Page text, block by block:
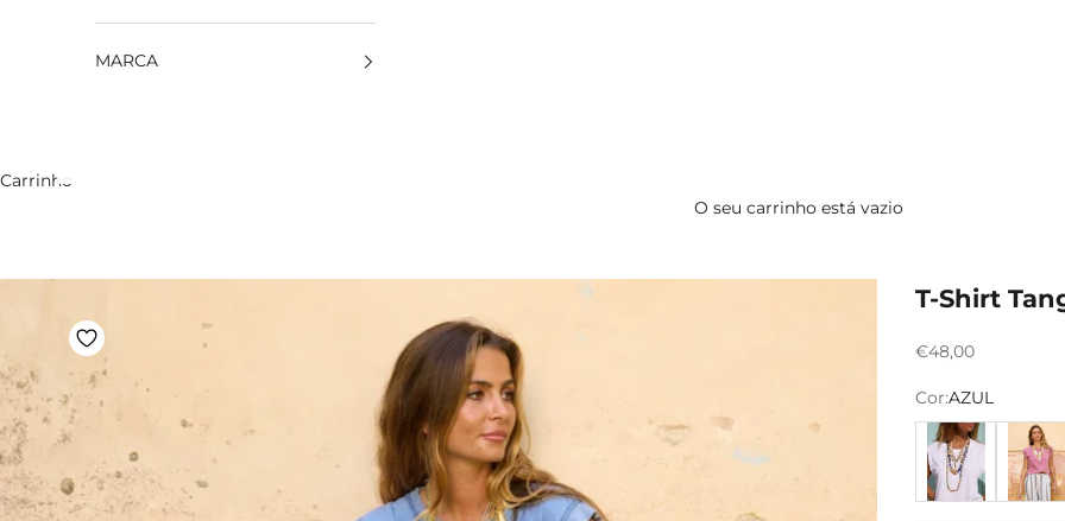
MARCA
Carrinho
O seu carrinho está vazio
T-Shirt
Preço promocional
€48,00
Cor:AZUL
BRANCA
ROSA